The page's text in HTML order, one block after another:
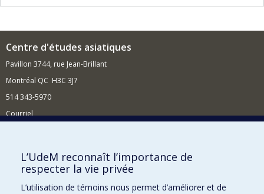
Centre d'études asiatiques
Pavillon 3744, rue Jean-Brillant
Montréal QC H3C 3J7
514 343-5970
Courriel
Comment soutenir le Centre ?
BESOIN D'AIDE?
Plan du site
L’UdeM reconnaît l’importance de
respecter la vie privée
L’utilisation de témoins nous permet d’améliorer et de